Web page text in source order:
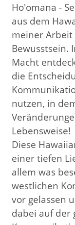
Ho'omana -
aus dem
meiner
Bewusstsein.
Macht
die
nutzen, in
Lebensweise!
Diese
einer tiefen
allem was
westlichen
vor gelassen
dabei auf der